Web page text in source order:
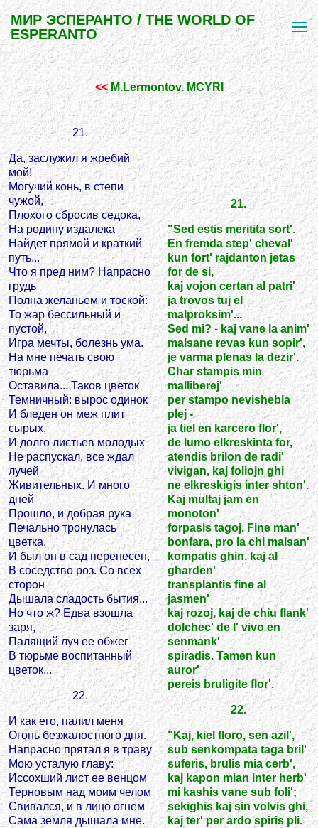
МИР ЭСПЕРАНТО / THE WORLD OF
ESPERANTO
<< M.Lermontov. MCYRI
21.
Да, заслужил я жребий
мой!
Могучий конь, в степи
чужой,
Плохого сбросив седока,
На родину издалека
Найдет прямой и краткий
путь...
Что я пред ним? Напрасно
грудь
Полна желаньем и тоской:
То жар бессильный и
пустой,
Игра мечты, болезнь ума.
На мне печать свою
тюрьма
Оставила... Таков цветок
Темничный: вырос одинок
И бледен он меж плит
сырых,
И долго листьев молодых
Не распускал, все ждал
лучей
Живительных. И много
дней
Прошло, и добрая рука
Печально тронулась
цветка,
И был он в сад перенесен,
В соседство роз. Со всех
сторон
Дышала сладость бытия...
Но что ж? Едва взошла
заря,
Палящий луч ее обжег
В тюрьме воспитанный
цветок...
22.
И как его, палил меня
Огонь безжалостного дня.
Напрасно прятал я в траву
Мою усталую главу:
Иссохший лист ее венцом
Терновым над моим челом
Свивался, и в лицо огнем
Сама земля дышала мне.
21.
"Sed estis meritita sort'.
En fremda step' cheval'
kun fort' rajdanton jetas
for de si,
kaj vojon certan al patri'
ja trovos tuj el
malproksim'...
Sed mi? - kaj vane la anim'
malsane revas kun sopir',
je varma plenas la dezir'.
Char stampis min
malliberej'
per stampo nevishebla
plej -
ja tiel en karcero flor',
de lumo elkreskinta for,
atendis brilon de radi'
vivigan, kaj foliojn ghi
ne elkreskigis inter shton'.
Kaj multaj jam en
monoton'
forpasis tagoj. Fine man'
bonfara, pro la chi malsan'
kompatis ghin, kaj al
gharden'
transplantis fine al
jasmen'
kaj rozoj, kaj de chiu flank'
dolchec' de l' vivo en
senmank'
spiradis. Tamen kun
auror'
pereis bruligite flor'.
22.
"Kaj, kiel floro, sen azil',
sub senkompata taga bril'
suferis, brulis mia cerb',
kaj kapon mian inter herb'
mi kashis vane sub foli';
sekighis kaj sin volvis ghi,
kaj ter' per ardo spiris pli.